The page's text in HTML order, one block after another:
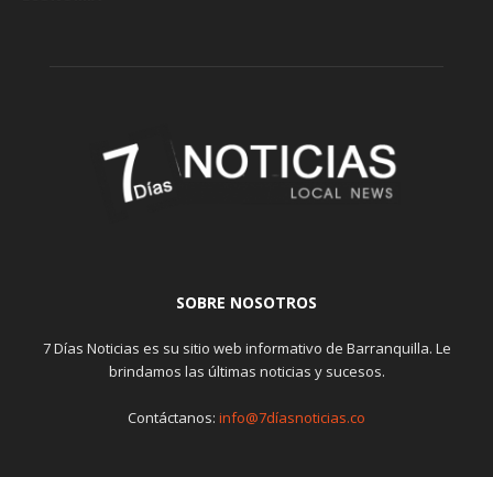
SOBRE NOSOTROS
7 Días Noticias es su sitio web informativo de Barranquilla. Le
brindamos las últimas noticias y sucesos.
Contáctanos: info@7díasnoticias.co